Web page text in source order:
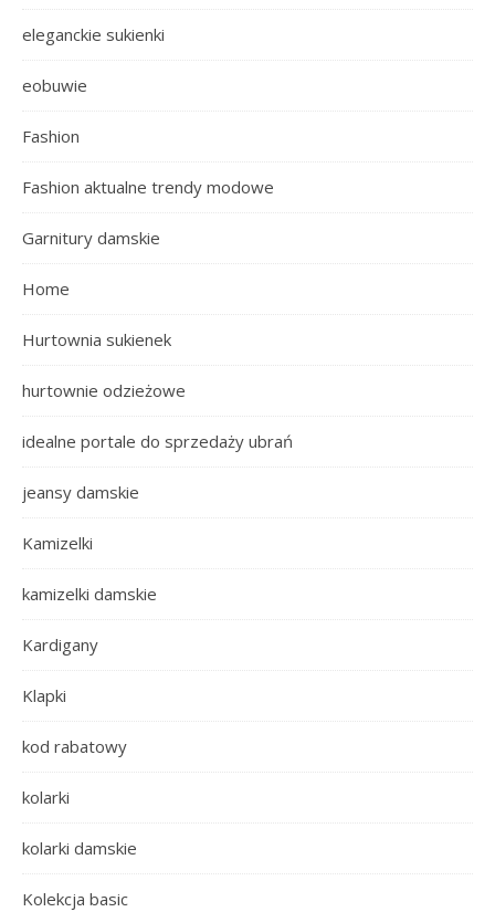
eleganckie sukienki
eobuwie
Fashion
Fashion aktualne trendy modowe
Garnitury damskie
Home
Hurtownia sukienek
hurtownie odzieżowe
idealne portale do sprzedaży ubrań
jeansy damskie
Kamizelki
kamizelki damskie
Kardigany
Klapki
kod rabatowy
kolarki
kolarki damskie
Kolekcja basic